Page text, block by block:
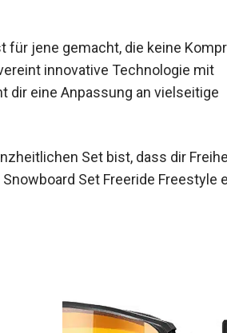
für jene gemacht, die keine
Es vereint innovative
dir eine Anpassung an vielseitige
Set bist, dass dir
Snowboard Set Freeride